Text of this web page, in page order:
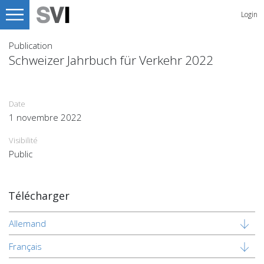
Login
Publication
Schweizer Jahrbuch für Verkehr 2022
Date
1 novembre 2022
Visibilité
Public
Télécharger
Allemand
Français